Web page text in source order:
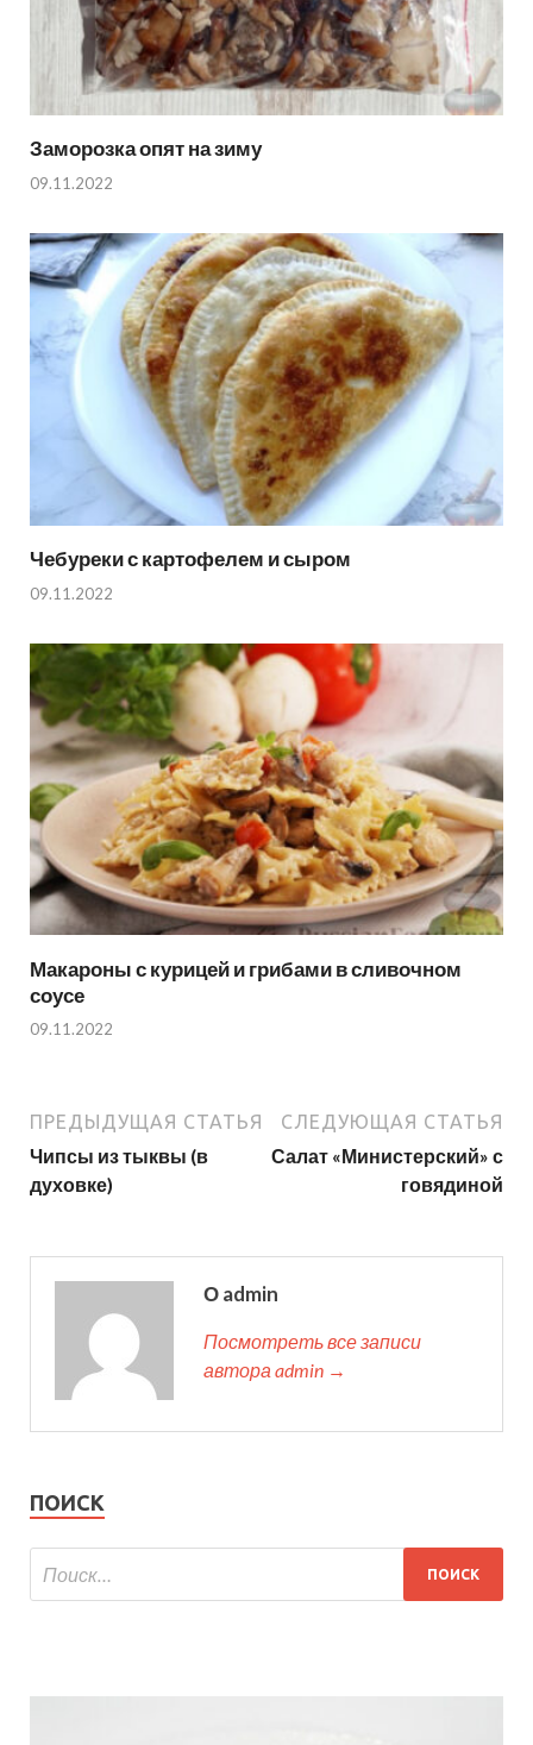
Заморозка опят на зиму
09.11.2022
Чебуреки с картофелем и сыром
09.11.2022
Макароны с курицей и грибами в сливочном
соусе
09.11.2022
ПРЕДЫДУЩАЯ СТАТЬЯ
Чипсы из тыквы (в
духовке)
СЛЕДУЮЩАЯ СТАТЬЯ
Салат «Министерский» с
говядиной
О admin
Посмотреть все записи
автора admin →
ПОИСК